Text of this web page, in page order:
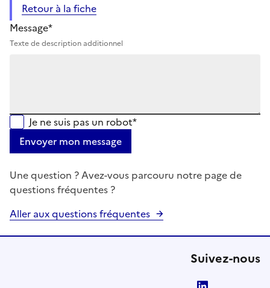
Retour à la fiche
Message*
Texte de description additionnel
Je ne suis pas un robot*
Envoyer mon message
Une question ? Avez-vous parcouru notre page de
questions fréquentes ?
Aller aux questions fréquentes
Suivez-nous